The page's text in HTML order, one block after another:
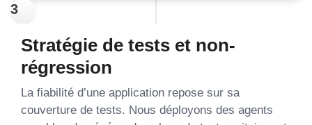
3
Stratégie de tests et non-
régression
La fiabilité d’une application repose sur sa
couverture de tests. Nous déployons des agents